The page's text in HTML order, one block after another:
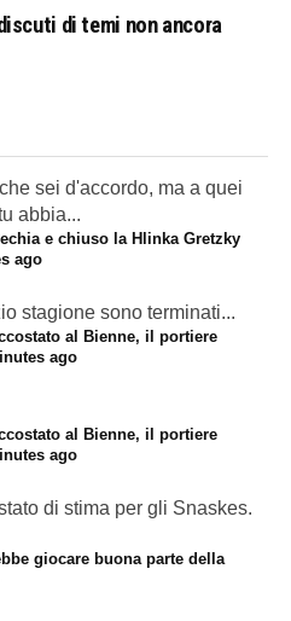
di temi non ancora
sei d'accordo, ma a quei
abbia...
e chiuso la Hlinka Gretzky
ago
stagione sono terminati...
al Bienne, il portiere
ago
al Bienne, il portiere
ago
di stima per gli Snaskes.
giocare buona parte della